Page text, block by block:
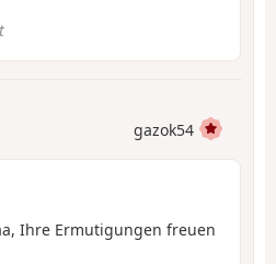
gazok54
Ihre Ermutigungen freuen